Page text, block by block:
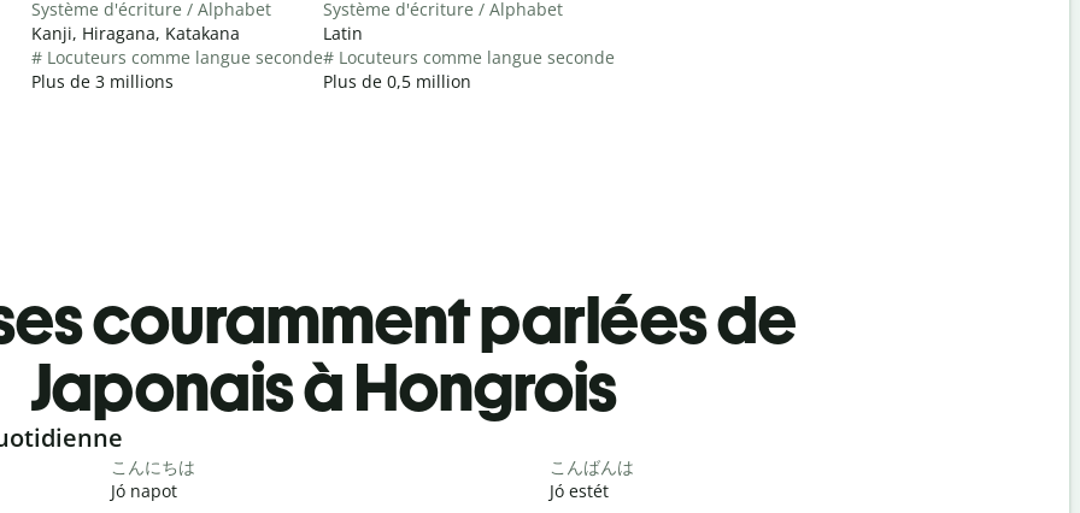
Système d'écriture / Alphabet
Kanji, Hiragana, Katakana
# Locuteurs comme langue seconde
Plus de 3 millions
Système d'écriture / Alphabet
Latin
# Locuteurs comme langue seconde
Plus de 0,5 million
couramment parlées de
Japonais à Hongrois
こんにちは
Jó napot
こんばんは
Jó estét